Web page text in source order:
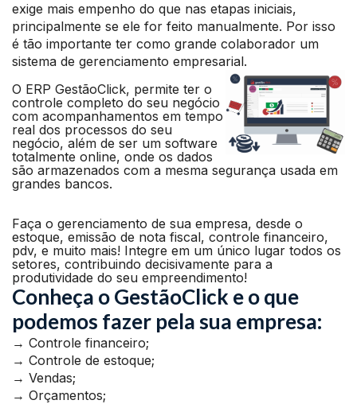
exige mais empenho do que nas etapas iniciais,
principalmente se ele for feito manualmente. Por isso
é tão importante ter como grande colaborador um
sistema de gerenciamento empresarial.
O ERP GestãoClick, permite ter o
controle completo do seu negócio
com acompanhamentos em tempo
real dos processos do seu
negócio, além de ser um software
totalmente online, onde os dados
são armazenados com a mesma segurança usada em
grandes bancos.
Faça o gerenciamento de sua empresa, desde o
estoque, emissão de nota fiscal, controle financeiro,
pdv, e muito mais! Integre em um único lugar todos os
setores, contribuindo decisivamente para a
produtividade do seu empreendimento!
Conheça o GestãoClick e o que
podemos fazer pela sua empresa:
→ Controle financeiro;
→ Controle de estoque;
→ Vendas;
→ Orçamentos;